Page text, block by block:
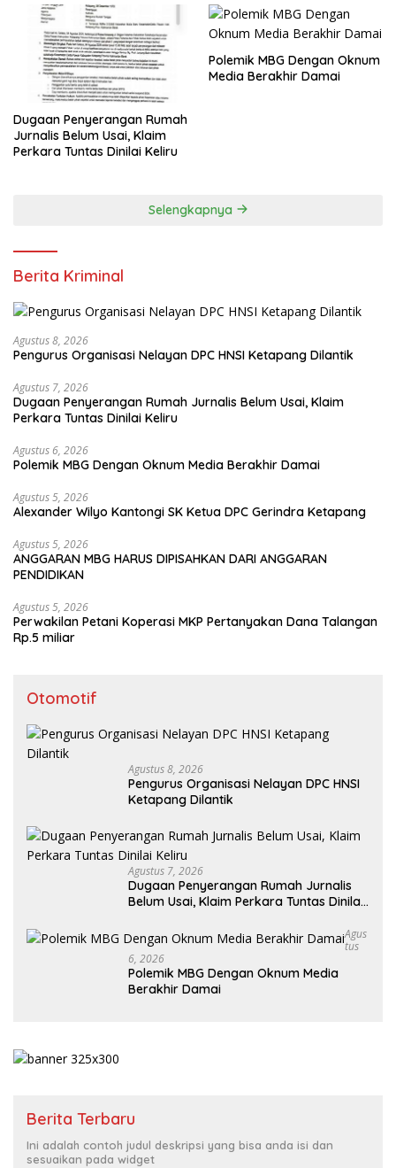
Dugaan Penyerangan Rumah
Jurnalis Belum Usai, Klaim
Perkara Tuntas Dinilai Keliru
Polemik MBG Dengan Oknum
Media Berakhir Damai
Selengkapnya
Berita Kriminal
Agustus 8, 2026
Pengurus Organisasi Nelayan DPC HNSI Ketapang Dilantik
Agustus 7, 2026
Dugaan Penyerangan Rumah Jurnalis Belum Usai, Klaim
Perkara Tuntas Dinilai Keliru
Agustus 6, 2026
Polemik MBG Dengan Oknum Media Berakhir Damai
Agustus 5, 2026
Alexander Wilyo Kantongi SK Ketua DPC Gerindra Ketapang
Agustus 5, 2026
ANGGARAN MBG HARUS DIPISAHKAN DARI ANGGARAN
PENDIDIKAN
Agustus 5, 2026
Perwakilan Petani Koperasi MKP Pertanyakan Dana Talangan
Rp.5 miliar
Otomotif
Agustus 8, 2026
Pengurus Organisasi Nelayan DPC HNSI
Ketapang Dilantik
Agustus 7, 2026
Dugaan Penyerangan Rumah Jurnalis
Belum Usai, Klaim Perkara Tuntas Dinilai
Agus
Tus
6, 2026
Polemik MBG Dengan Oknum Media
Berakhir Damai
Berita Terbaru
Ini adalah contoh judul deskripsi yang bisa anda isi dan
sesuaikan pada widget